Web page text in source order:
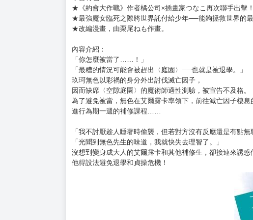
購買評價限制
使用超商取貨付款：負評≦1分 超商未取貨≦1次 未完成
作者：橘公司
插畫：つなこ
售價：250元
出版社：台灣角川
本書特色：
★《約會大作戰》作者橘公司×插畫家つなこ再次聯手出擊！
★改編漫畫，由栗尾ねも作畫。
內容介紹：
「你怎麼被當了……！」
因而缺席〈空隙庭園〉的魔術師適性測驗，被宣告不及格。
為了避免被當，無色在艾爾露卡率領下，前往滅亡因子棲